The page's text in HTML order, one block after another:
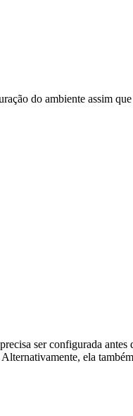
do ambiente assim
ser configurada
ela